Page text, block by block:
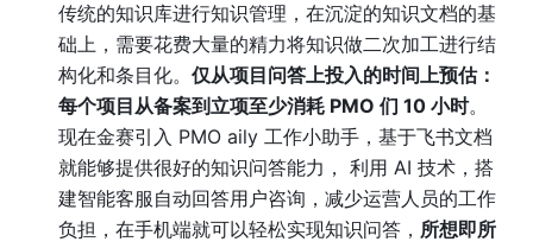
传统的知识库进行知识管理，在沉淀的知识文档的基
础上，需要花费大量的精力将知识做二次加工进行结
构化和条目化。 仅从项目问答上投入的时间上预估：
每个项目从备案到立项至少消耗 PMO 们 10 小时。
现在金赛引入 PMO aily 工作小助手，基于飞书文档
就能够提供很好的知识问答能力， 利用 AI 技术，搭
建智能客服自动回答用户咨询，减少运营人员的工作
负担，在手机端就可以轻松实现知识问答， 所想即所